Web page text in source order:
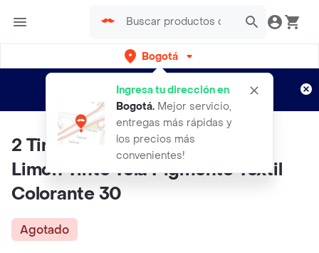
Bogotá
Ingresa tu dirección en
Bogotá. Mejor servicio,
entregas más rápidas y
los precios más
convenientes!
envíos gratis por semanas
Aplican TyC
2 Tintura Iris Ropa Color Verde
Limon Tinte Tela Pigmento Textil
Colorante 30
Agotado